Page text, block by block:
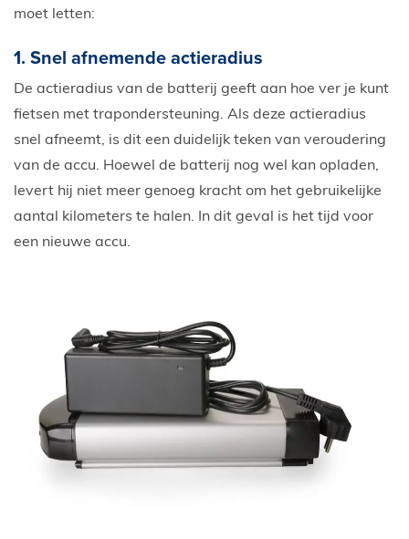
moet letten:
1. Snel afnemende actieradius
De actieradius van de batterij geeft aan hoe ver je kunt
fietsen met trapondersteuning. Als deze actieradius
snel afneemt, is dit een duidelijk teken van veroudering
van de accu. Hoewel de batterij nog wel kan opladen,
levert hij niet meer genoeg kracht om het gebruikelijke
aantal kilometers te halen. In dit geval is het tijd voor
een nieuwe accu.